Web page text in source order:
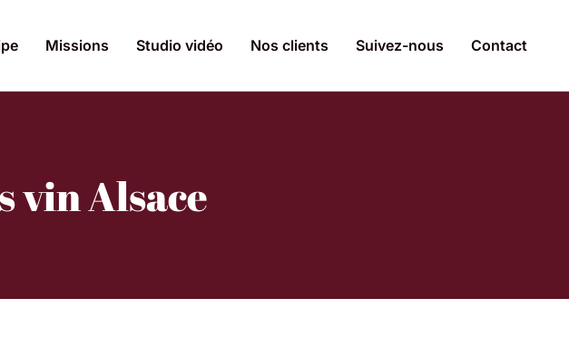
Missions Studio vidéo Nos clients Suivez-nous Contact
vin Alsace